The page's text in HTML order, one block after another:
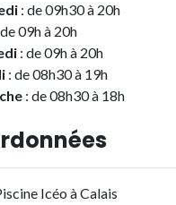
: de 09h30 à 20h
09h à 20h
: de 09h à 20h
: de 08h30 à 19h
: de 08h30 à 18h
Icéo à Calais